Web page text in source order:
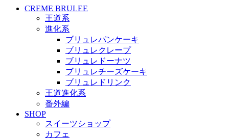
CREME BRULEE
王道系
進化系
ブリュレパンケーキ
ブリュレクレープ
ブリュレドーナツ
ブリュレチーズケーキ
ブリュレドリンク
王道進化系
番外編
SHOP
スイーツショップ
カフェ